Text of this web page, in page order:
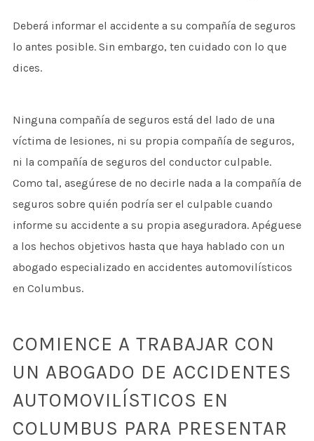
Deberá informar el accidente a su compañía de seguros
lo antes posible. Sin embargo, ten cuidado con lo que
dices.
Ninguna compañía de seguros está del lado de una
víctima de lesiones, ni su propia compañía de seguros,
ni la compañía de seguros del conductor culpable.
Como tal, asegúrese de no decirle nada a la compañía de
seguros sobre quién podría ser el culpable cuando
informe su accidente a su propia aseguradora. Apéguese
a los hechos objetivos hasta que haya hablado con un
abogado especializado en accidentes automovilísticos
en Columbus.
COMIENCE A TRABAJAR CON
UN ABOGADO DE ACCIDENTES
AUTOMOVILÍSTICOS EN
COLUMBUS PARA PRESENTAR